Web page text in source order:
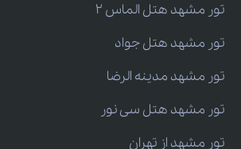
تور مشهد هتل الماس 2
تور مشهد هتل جواد
تور مشهد مدینه الرضا
تور مشهد هتل سی نور
تور مشهد از تهران